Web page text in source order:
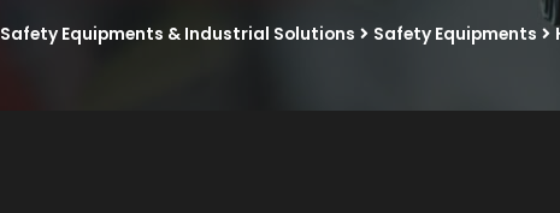
Safety Equipments & Industrial Solutions Safety Equipments